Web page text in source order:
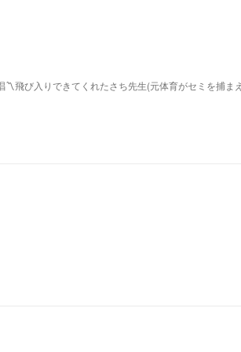
飛び入りできてくれたさち先生(元体育がセミを捕ま